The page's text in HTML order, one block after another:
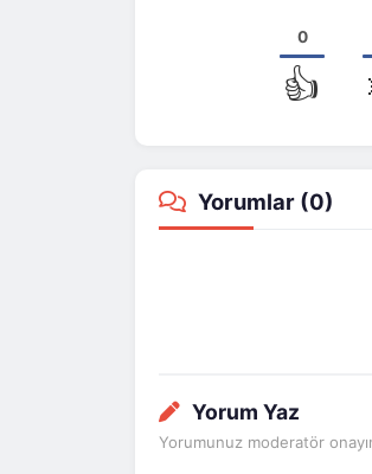
0
👍
Yorumlar (0)
Yorum Yaz
Yorumunuz moderatör